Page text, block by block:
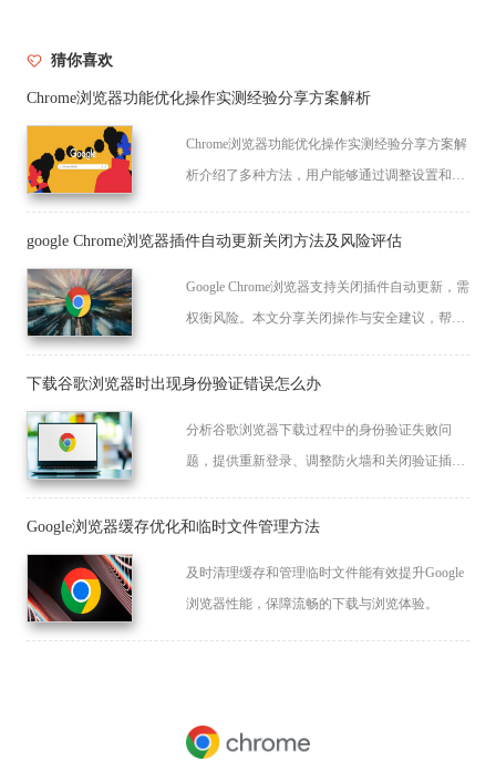
猜你喜欢
Chrome浏览器功能优化操作实测经验分享方案解析
Chrome浏览器功能优化操作实测经验分享方案解
析介绍了多种方法，用户能够通过调整设置和精
google Chrome浏览器插件自动更新关闭方法及风险评估
Google Chrome浏览器支持关闭插件自动更新，需
权衡风险。本文分享关闭操作与安全建议，帮助
下载谷歌浏览器时出现身份验证错误怎么办
分析谷歌浏览器下载过程中的身份验证失败问
题，提供重新登录、调整防火墙和关闭验证插件
Google浏览器缓存优化和临时文件管理方法
及时清理缓存和管理临时文件能有效提升Google
浏览器性能，保障流畅的下载与浏览体验。